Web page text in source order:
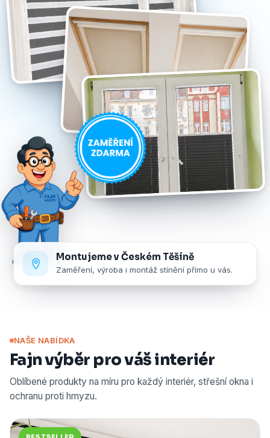
Montujeme v Českém Těšíně
Zaměření, výroba i montáž stínění přímo u vás.
NAŠE NABÍDKA
Fajn výběr pro váš interiér
Oblíbené produkty na míru pro každý interiér, střešní okna i
ochranu proti hmyzu.